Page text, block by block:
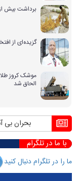
برداشت بیش از ۳۰۰ هزار تن خرما ازنخلستان‌های سیستان
گزیده‌ای از
موشک کروز
الحاق شد
بحران بی
با ما در تلگرام
ما را در تلگرام دنبال کنید